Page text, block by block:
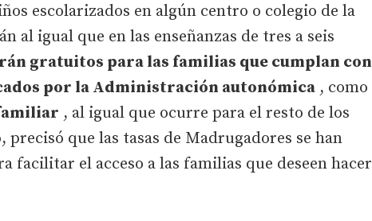
escolarizados en algún centro o colegio de la
al igual que en las enseñanzas de tres a seis
gratuitos para las familias que cumplan con
por la Administración autonómica , como
, al igual que ocurre para el resto de los
precisó que las tasas de Madrugadores se han
facilitar el acceso a las familias que deseen hacer